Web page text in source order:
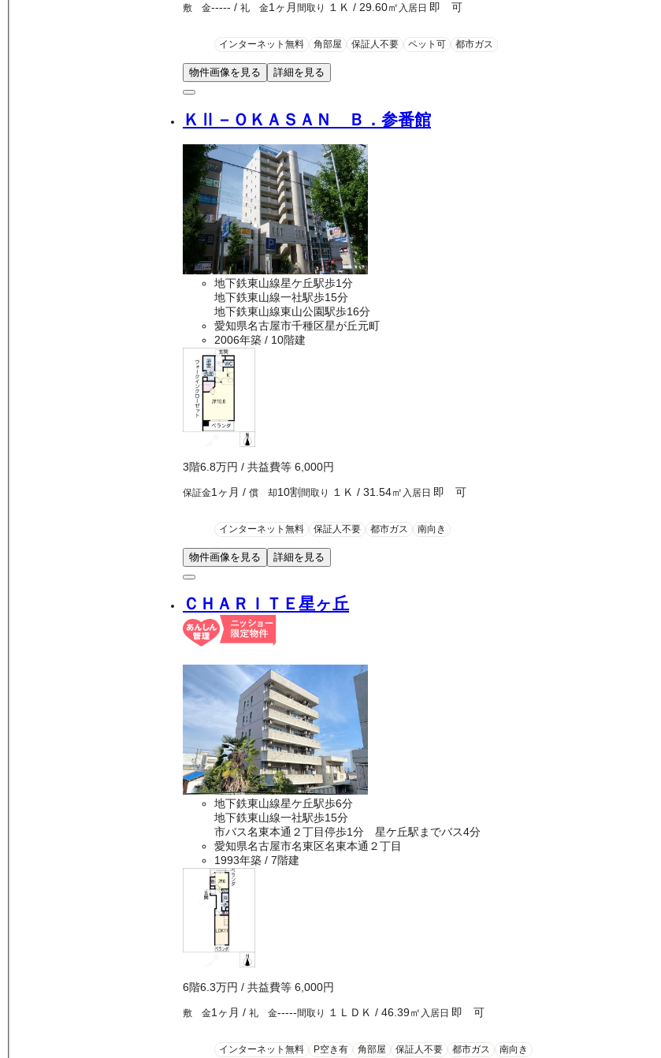
敷 金----- / 礼 金1ヶ月 間取り １Ｋ / 29.60㎡ 入居日 即 可
インターネット無料 角部屋 保証人不要 ペット可 都市ガス
物件画像を見る 詳細を見る
ＫⅡ－ＯＫＡＳＡＮ Ｂ．参番館
地下鉄東山線星ケ丘駅歩1分
地下鉄東山線一社駅歩15分
地下鉄東山線東山公園駅歩16分
愛知県名古屋市千種区星が丘元町
2006年築 / 10階建
3階6.8万円 / 共益費等 6,000円
保証金1ヶ月 / 償 却10割 間取り １Ｋ / 31.54㎡ 入居日 即 可
インターネット無料 保証人不要 都市ガス 南向き
物件画像を見る 詳細を見る
ＣＨＡＲＩＴＥ星ヶ丘
地下鉄東山線星ケ丘駅歩6分
地下鉄東山線一社駅歩15分
市バス名東本通２丁目停歩1分 星ケ丘駅までバス4分
愛知県名古屋市名東区名東本通２丁目
1993年築 / 7階建
6階6.3万円 / 共益費等 6,000円
敷 金1ヶ月 / 礼 金-----間取り １ＬＤＫ / 46.39㎡ 入居日 即 可
インターネット無料 P空き有 角部屋 保証人不要 都市ガス 南向き